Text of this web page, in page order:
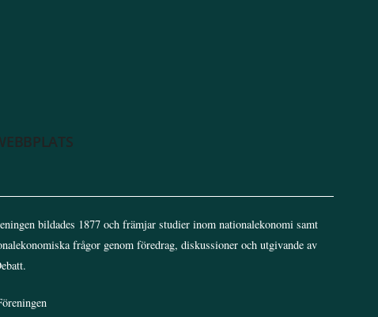
bildades 1877 och främjar studier inom nationalekonomi samt
frågor genom föredrag, diskussioner och utgivande av